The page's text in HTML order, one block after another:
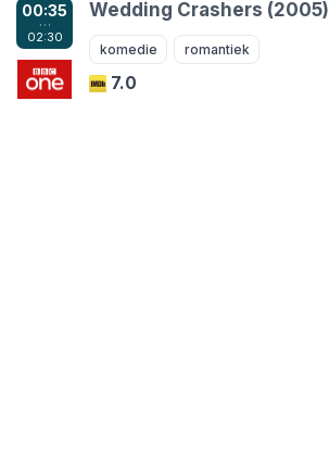
00:35
…
02:30
Wedding Crashers (2005)
komedie romantiek
7.0